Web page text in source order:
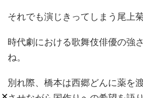
それでも演じきってしまう尾上
時代劇における歌舞伎俳優の強
ね。
別れ際、橋本は西郷どんに薬を